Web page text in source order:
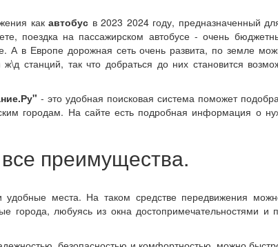
какавтобус в 2023 2024 году, предназначенный
поездка на пассажирском автобусе - очень
А в Европе дорожная сеть очень развита, по земле
станций, так что добраться до них становится
- это удобная поисковая система поможет
городам. На сайте есть подробная информация о
преимущества.
удобные места. На таком средстве передвижения
города, любуясь из окна достопримечательностями и